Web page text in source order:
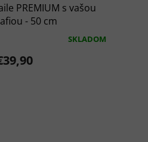
PREMIUM s vašou
- 50 cm
SKLADOM